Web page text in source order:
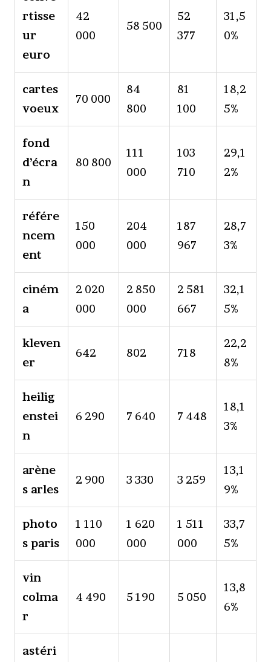
rtisse
ur
euro
42
000
58 500
52
377
31,5
0%
cartes
voeux
70 000
84
800
81
100
18,2
5%
fond
d’écra
n
80 800
111
000
103
710
29,1
2%
référe
ncem
ent
150
000
204
000
187
967
28,7
3%
ciném
a
2 020
000
2 850
000
2 581
667
32,1
5%
kleven
er
642 802 718
22,2
8%
heilig
enstei
n
6 290 7 640 7 448
18,1
3%
arène
s arles
2 900 3 330 3 259
13,1
9%
photo
s paris
1 110
000
1 620
000
1 511
000
33,7
5%
vin
colma
r
4 490 5 190 5 050
13,8
6%
astéri